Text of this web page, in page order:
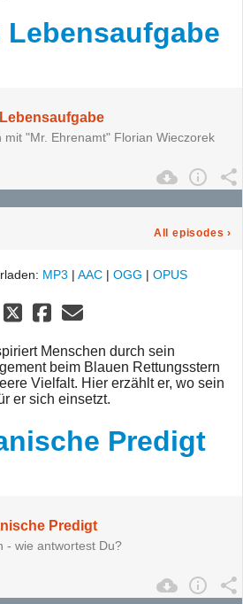
Lebensaufgabe
mit "Mr. Ehrenamt" Florian Wieczorek
All episodes ›
MP3 | AAC | OGG | OPUS
Menschen durch sein
beim Blauen Rettungsstern
Vielfalt. Hier erzählt er, wo sein
er sich einsetzt.
Predigt
Predigt
- wie antwortest Du?